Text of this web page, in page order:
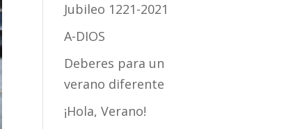
Jubileo 1221-2021
A-DIOS
Deberes para un
verano diferente
¡Hola, Verano!